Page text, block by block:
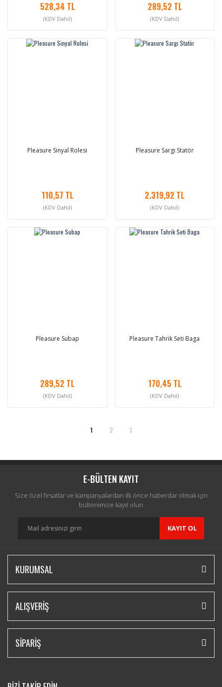
528,34 TL
(KDV Dahil)
289,52 TL
(KDV Dahil)
Pleasure Sinyal Rolesi
110,57 TL
(KDV Dahil)
Pleasure Sargı Statör
2.319,92 TL
(KDV Dahil)
Pleasure Subap
289,52 TL
(KDV Dahil)
Pleasure Tahrik Seti Baga
170,45 TL
(KDV Dahil)
1 2 3
E-BÜLTEN KAYIT
Size özel fırsatlar ve kampanyalardan ilk önce haberdar olmak için
bültenimize kayıt olun
KAYIT OL
KURUMSAL
ALIŞVERİŞ
SİPARİŞ